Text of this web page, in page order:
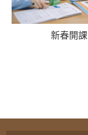
新春開課